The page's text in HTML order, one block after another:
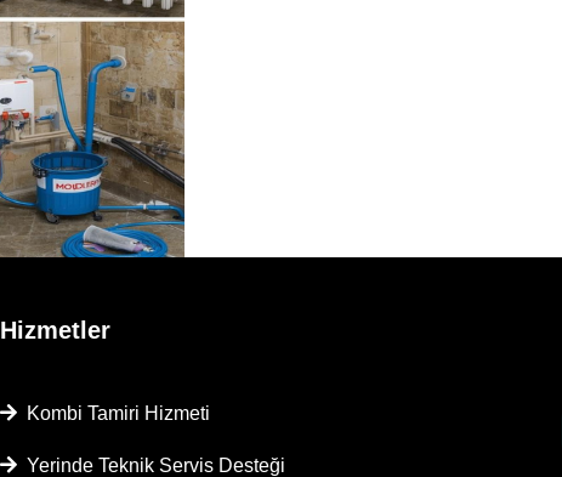
Hizmetler
Kombi Tamiri Hizmeti
Yerinde Teknik Servis Desteği